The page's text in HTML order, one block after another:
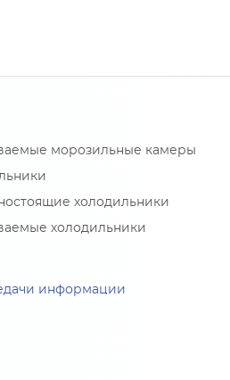
морозильные камеры
холодильники
холодильники
информации